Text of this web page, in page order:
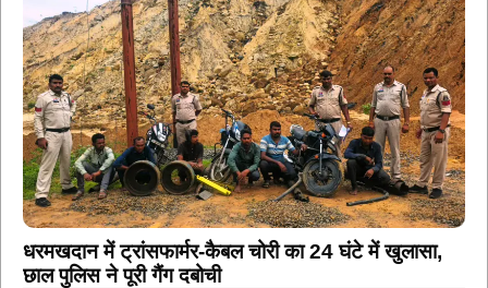
धरमखदान में ट्रांसफार्मर-कैबल चोरी का 24 घंटे में खुलासा,
छाल पुलिस ने पूरी गैंग दबोची